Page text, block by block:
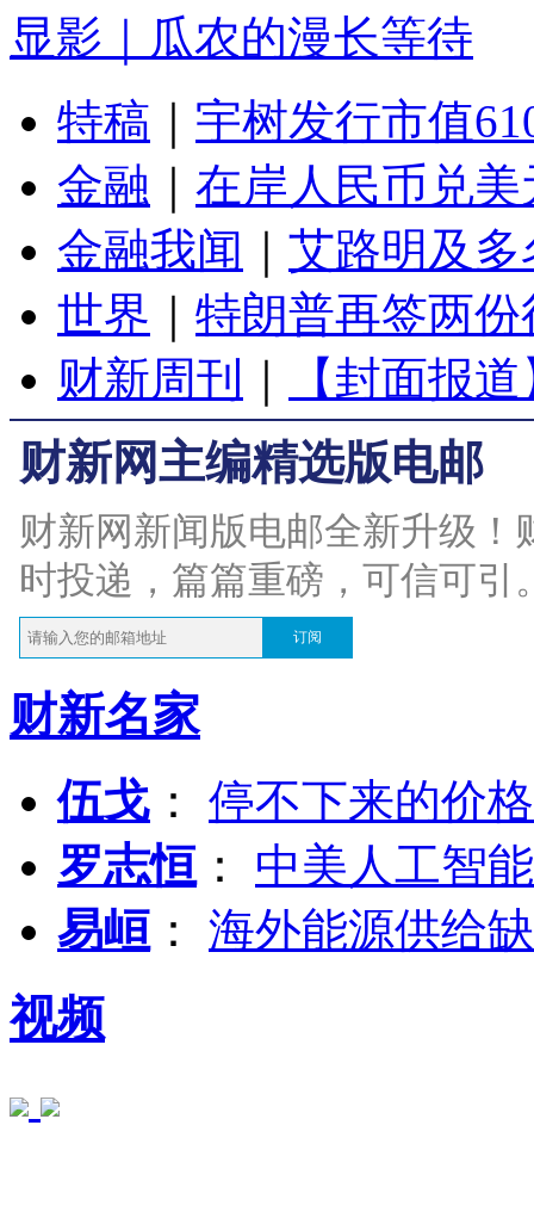
显影｜瓜农的漫长等待
特稿
宇树发行市值
金融
在岸人民币兑
金融我闻
艾路明及
世界
特朗普再签两
财新周刊
【封面报
财新网主编精选版电邮
财新网新闻版电邮全新升级
时投递，篇篇重磅，可信可引
订阅
财新名家
伍戈 ： 停不下来的价
罗志恒 ： 中美人工智
易峘 ： 海外能源供给
视频